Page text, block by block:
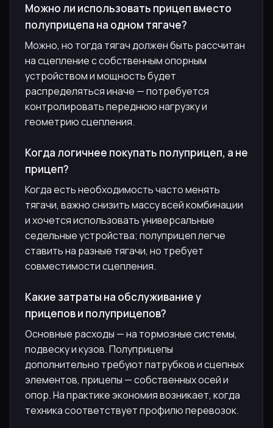
Можно ли использовать прицеп вместо
полуприцепа на одном тягаче?
Можно, но тогда тягач должен быть рассчитан
на сцепление с собственным опорным
устройством и мощность будет
распределяться иначе — потребуется
контролировать переднюю нагрузку и
геометрию сцепления.
Когда логичнее покупать полуприцеп, а не
прицеп?
Когда есть необходимость часто менять
тягачи, важно снизить массу всей комбинации
и хочется использовать универсальные
седельные устройства; полуприцеп легче
ставить на разные тягачи, но требует
совместимости сцепления.
Какие затраты на обслуживание у
прицепов и полуприцепов?
Основные расходы — на тормозные системы,
подвеску и кузов. Полуприцепы
дополнительно требуют патрубков и сцепных
элементов, прицепы — собственных осей и
опор. На практике экономия возникает, когда
техника соответствует профилю перевозок.